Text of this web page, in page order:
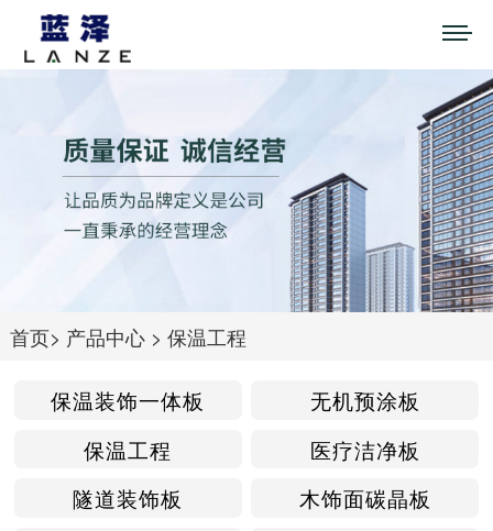
首页> 产品中心> 保温工程
保温装饰一体板
无机预涂板
保温工程
医疗洁净板
隧道装饰板
木饰面碳晶板